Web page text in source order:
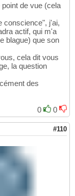
de vue (cela
conscience", j'ai,
actif, qui m'a
blague) que son
cela dit vous
la question
des
0
0
#110